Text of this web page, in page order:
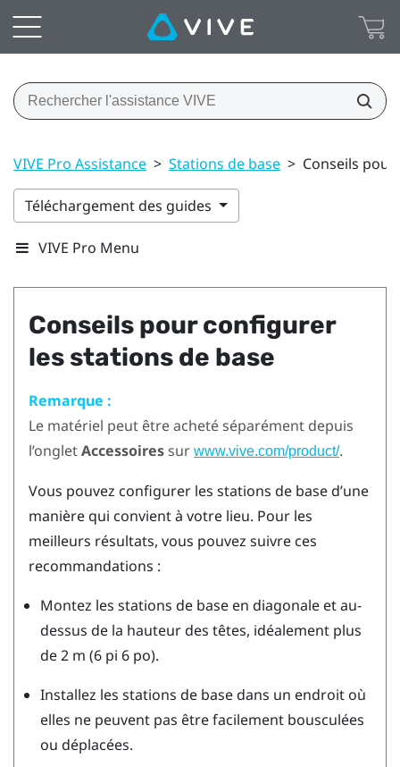
VIVE Pro Assistance > Stations de base > Conseils
Téléchargement des guides
VIVE Pro Menu
Conseils pour configurer
les stations de base
Remarque :
Le matériel peut être acheté séparément depuis
l’ongletAccessoiressur www.vive.com/product/.
Vous pouvez configurer les stations de base d’une
manière qui convient à votre lieu. Pour les
meilleurs résultats, vous pouvez suivre ces
recommandations :
Montez les stations de base en diagonale et au-
dessus de la hauteur des têtes, idéalement plus
de 2 m (6 pi 6 po).
Installez les stations de base dans un endroit où
elles ne peuvent pas être facilement bousculées
ou déplacées.